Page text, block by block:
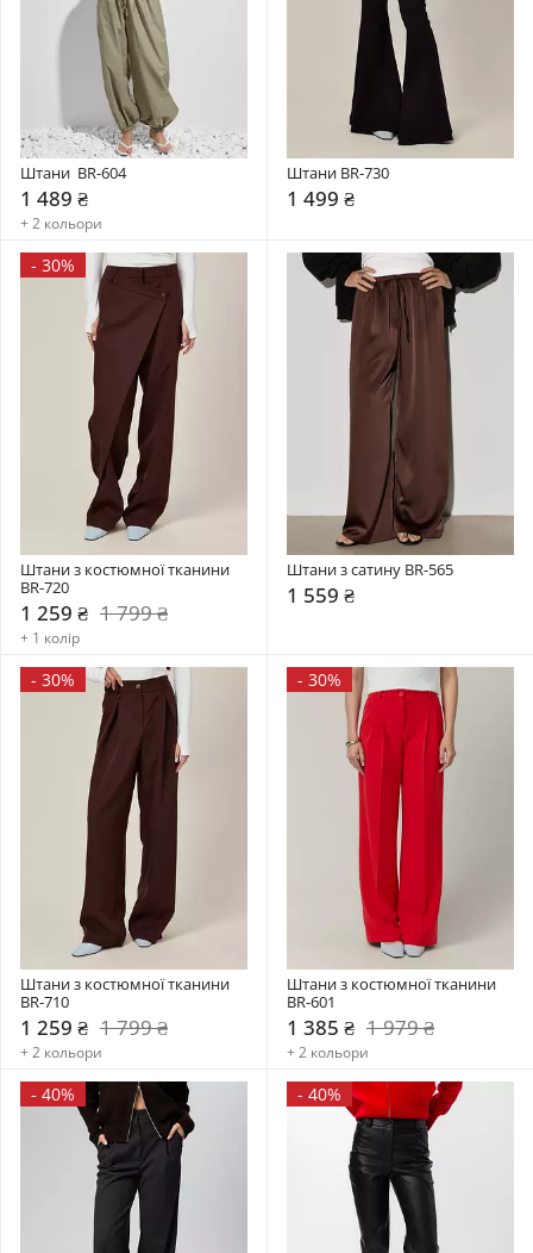
Штани  BR-604
1 489 ₴
+ 2 кольори
Штани BR-730
1 499 ₴
- 30%
Штани з костюмної тканини
BR-720
1 259 ₴ 1 799 ₴
+ 1 колір
Штани з сатину BR-565
1 559 ₴
- 30%
Штани з костюмної тканини
BR-710
1 259 ₴ 1 799 ₴
+ 2 кольори
- 30%
Штани з костюмної тканини
BR-601
1 385 ₴ 1 979 ₴
+ 2 кольори
- 40% - 40%